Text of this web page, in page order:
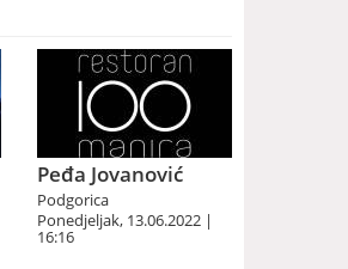
Peđa Jovanović
Podgorica
Ponedjeljak, 13.06.2022 |
16:16